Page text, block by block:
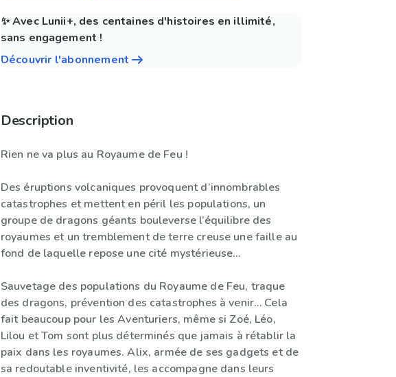
✨ Avec Lunii+, des centaines d'histoires en illimité,
sans engagement !
Découvrir l'abonnement
Description
Rien ne va plus au Royaume de Feu !
Des éruptions volcaniques provoquent d’innombrables
catastrophes et mettent en péril les populations, un
groupe de dragons géants bouleverse l’équilibre des
royaumes et un tremblement de terre creuse une faille au
fond de laquelle repose une cité mystérieuse…
Sauvetage des populations du Royaume de Feu, traque
des dragons, prévention des catastrophes à venir… Cela
fait beaucoup pour les Aventuriers, même si Zoé, Léo,
Lilou et Tom sont plus déterminés que jamais à rétablir la
paix dans les royaumes. Alix, armée de ses gadgets et de
sa redoutable inventivité, les accompagne dans leurs